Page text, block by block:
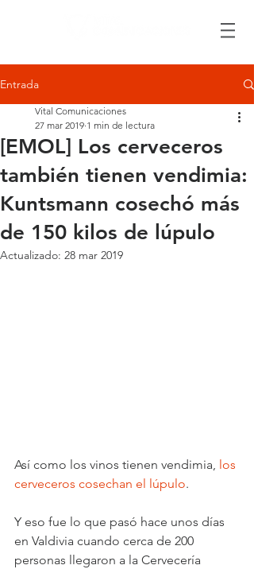
Entrada
[EMOL] Los cerveceros
también tienen vendimia:
Kuntsmann cosechó más
de 150 kilos de lúpulo
Vital Comunicaciones
27 mar 2019 1 min de lectura
Actualizado: 28 mar 2019
Así como los vinos tienen vendimia, los
cerveceros cosechan el lúpulo.
Y eso fue lo que pasó hace unos días
en Valdivia cuando cerca de 200
personas llegaron a la Cervecería